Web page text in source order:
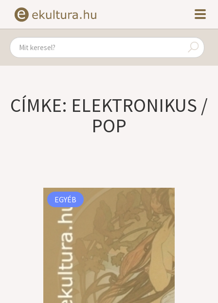
CÍMKE: ELEKTRONIKUS /
POP
EGYÉB